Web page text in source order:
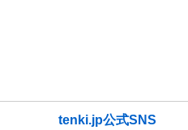
tenki.jp公式SNS